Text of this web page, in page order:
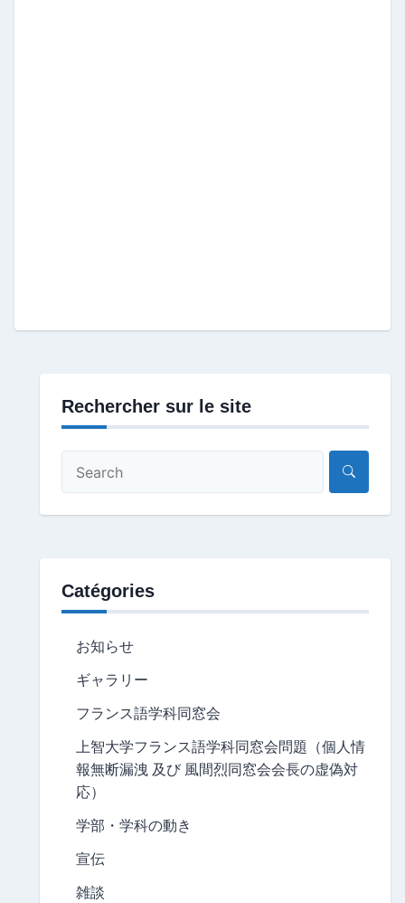
Rechercher sur le site
Catégories
お知らせ
ギャラリー
フランス語学科同窓会
上智大学フランス語学科同窓会問題（個人情
報無断漏洩 及び 風間烈同窓会会長の虚偽対
応）
学部・学科の動き
宣伝
雑談